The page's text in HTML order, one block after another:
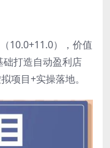
10.0+11.0），价值
打造自动盈利店
项目+实操落地。